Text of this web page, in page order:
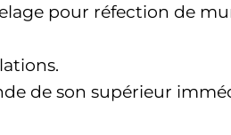
pour réfection de
de son supérieur